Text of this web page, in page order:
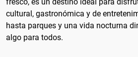
cultural, gastronómica y de
hasta parques y una vida nocturna
algo para todos.